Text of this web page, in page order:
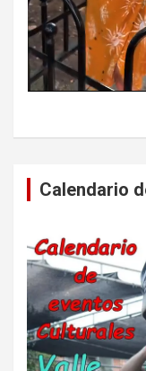
Calendario